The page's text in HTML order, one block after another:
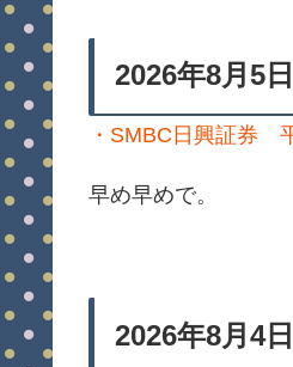
2026年8月5日
・SMBC日興証券
早め早めで。
2026年8月4日